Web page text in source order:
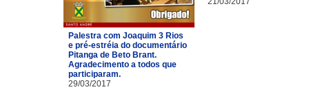
Palestra com Joaquim 3 Rios
e pré-estréia do documentário
Pitanga de Beto Brant.
Agradecimento a todos que
participaram.
29/03/2017